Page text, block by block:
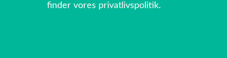
finder vores privatlivspolitik.